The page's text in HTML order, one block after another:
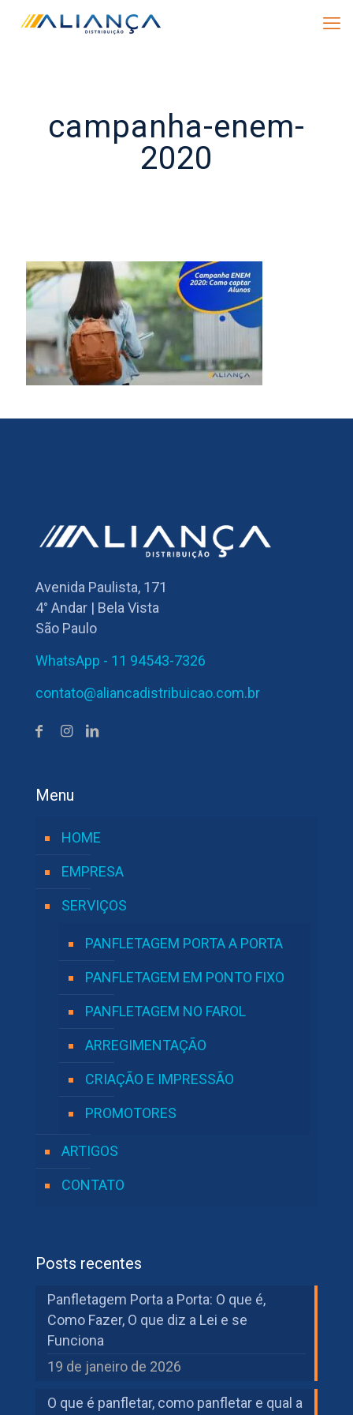
campanha-enem-
2020
Avenida Paulista, 171
4° Andar | Bela Vista
São Paulo
WhatsApp - 11 94543-7326
contato@aliancadistribuicao.com.br
Menu
HOME
EMPRESA
SERVIÇOS
PANFLETAGEM PORTA A PORTA
PANFLETAGEM EM PONTO FIXO
PANFLETAGEM NO FAROL
ARREGIMENTAÇÃO
CRIAÇÃO E IMPRESSÃO
PROMOTORES
ARTIGOS
CONTATO
Posts recentes
Panfletagem Porta a Porta: O que é,
Como Fazer, O que diz a Lei e se
Funciona
19 de janeiro de 2026
O que é panfletar, como panfletar e qual a